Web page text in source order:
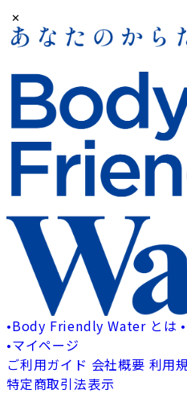
✕
•Body Friendly Water とは •
•マイページ
ご利用ガイド 会社概要 利用
特定商取引法表示